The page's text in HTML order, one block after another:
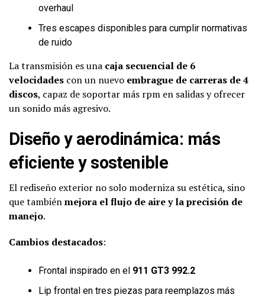
overhaul
Tres escapes disponibles para cumplir normativas
de ruido
La transmisión es una caja secuencial de 6
velocidades con un nuevo embrague de carreras de 4
discos, capaz de soportar más rpm en salidas y ofrecer
un sonido más agresivo.
Diseño y aerodinámica: más
eficiente y sostenible
El rediseño exterior no solo moderniza su estética, sino
que tambiénmejora el flujo de aire y la precisión de
manejo.
Cambios destacados:
Frontal inspirado en el 911 GT3 992.2
Lip frontal en tres piezas para reemplazos más